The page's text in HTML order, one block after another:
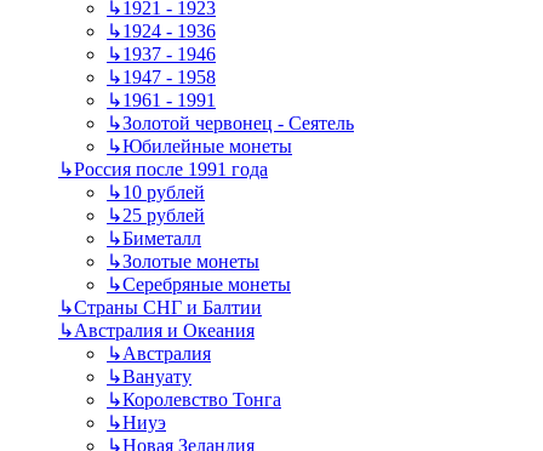
↳1921 - 1923
↳1924 - 1936
↳1937 - 1946
↳1947 - 1958
↳1961 - 1991
↳Золотой червонец - Сеятель
↳Юбилейные монеты
↳Россия после 1991 года
↳10 рублей
↳25 рублей
↳Биметалл
↳Золотые монеты
↳Серебряные монеты
↳Страны СНГ и Балтии
↳Австралия и Океания
↳Австралия
↳Вануату
↳Королевство Тонга
↳Ниуэ
↳Новая Зеландия